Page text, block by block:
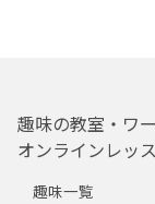
趣味の教室・ワ
オンラインレッ
趣味一覧